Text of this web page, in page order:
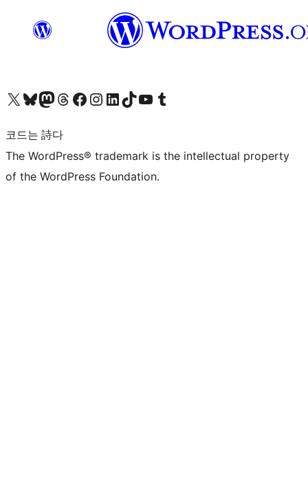
X(이전 트위터) 계정 방문하기블루스카이 계정 방문하기마스토돈 계정 방문하기스레드 계정 방문하기 페이스북 페이지 방문하기인스타그램 계정 방문하기 LinkedIn 계정 방문하기틱톡 계정 방문하기유튜브 채널 방문하기 텀블러 계정 방문하기
코드는 詩다
The WordPress® trademark is the intellectual property
of the WordPress Foundation.